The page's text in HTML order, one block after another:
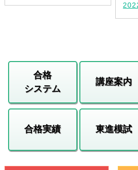
合格
システム
講座案内
合格実績 東進模試